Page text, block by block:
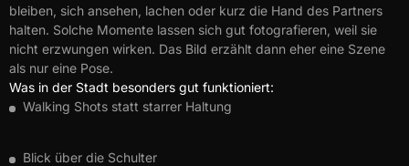
bleiben, sich ansehen, lachen oder kurz die Hand des Partners
halten. Solche Momente lassen sich gut fotografieren, weil sie
nicht erzwungen wirken. Das Bild erzählt dann eher eine Szene
als nur eine Pose.
Was in der Stadt besonders gut funktioniert:
Walking Shots statt starrer Haltung
Blick über die Schulter